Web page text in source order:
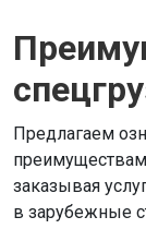
Предлагаем
заказывая
в зарубежные